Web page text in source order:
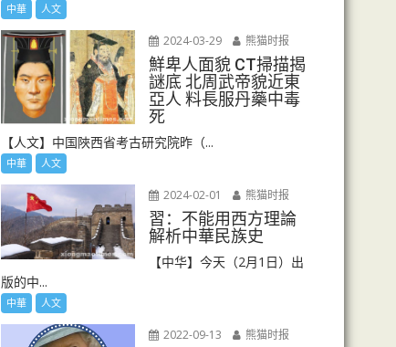
中華 人文
2024-03-29 熊猫时报
鮮卑人面貌 CT掃描揭
謎底 北周武帝貌近東
亞人 料長服丹藥中毒
死
【人文】中国陜西省考古研究院昨（...
中華 人文
2024-02-01 熊猫时报
習：不能用西方理論
解析中華民族史
【中华】今天（2月1日）出
版的中...
中華 人文
2022-09-13 熊猫时报